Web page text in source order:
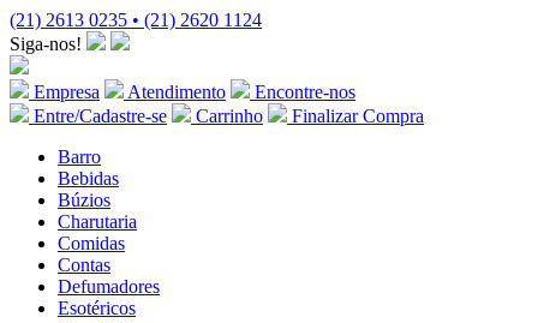
(21) 2613 0235 • (21) 2620 1124
Siga-nos!
Empresa Atendimento
Encontre-nos
Entre/Cadastre-se
Carrinho
Finalizar Compra
Barro
Bebidas
Búzios
Charutaria
Comidas
Contas
Defumadores
Esotéricos